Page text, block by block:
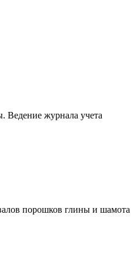
Ведение журнала учета
порошков глины и шамота